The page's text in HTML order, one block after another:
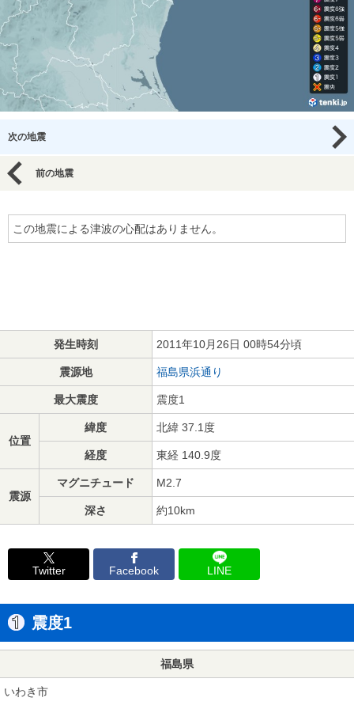
次の地震
前の地震
この地震による津波の心配はありません。
発生時刻 2011年10月26日 00時54分頃
震源地 福島県浜通り
最大震度 震度1
位置
緯度 北緯 37.1度
経度 東経 140.9度
震源
マグニチュード M2.7
深さ 約10km
Twitter Facebook LINE
震度1
福島県
いわき市